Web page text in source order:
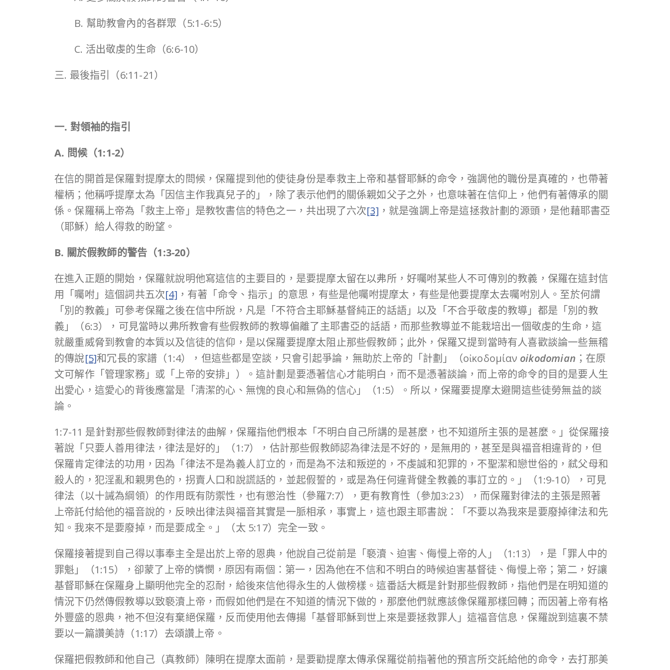
B. 幫助教會內的各群眾（5:1-6:5）
C. 活出敬虔的生命（6:6-10）
三. 最後指引（6:11-21）
一. 對領袖的指引
A. 問候（1:1-2）
在信的開首是保羅對提摩太的問候，保羅提到他的使徒身份是奉救主上帝和基督耶穌的命令，強調他的職份是真確的，也帶著
權柄；他稱呼提摩太為「因信主作我真兒子的」，除了表示他們的關係親如父子之外，也意味著在信仰上，他們有著傳承的關
係。保羅稱上帝為「救主上帝」是教牧書信的特色之一，共出現了六次[3] ，就是強調上帝是這拯救計劃的源頭，是他藉耶書亞
（耶穌）給人得救的盼望。
B. 關於假教師的警告（1:3-20）
在進入正題的開始，保羅就說明他寫這信的主要目的，是要提摩太留在以弗所，好囑咐某些人不可傳別的教義，保羅在這封信
用「囑咐」這個詞共五次[4] ，有著「命令、指示」的意思，有些是他囑咐提摩太，有些是他要提摩太去囑咐別人。至於何謂
「別的教義」可參考保羅之後在信中所說，凡是「不符合主耶穌基督純正的話語」以及「不合乎敬虔的教導」都是「別的教
義」（6:3），可見當時以弗所教會有些假教師的教導偏離了主耶書亞的話語，而那些教導並不能栽培出一個敬虔的生命，這
就嚴重威脅到教會的本質以及信徒的信仰，是以保羅要提摩太阻止那些假教師；此外，保羅又提到當時有人喜歡談論一些無稽
的傳說[5]和冗長的家譜（1:4），但這些都是空談，只會引起爭論，無助於上帝的「計劃」（οἰκοδομίαν oikodomian ；在原
文可解作「管理家務」或「上帝的安排」）。這計劃是要憑著信心才能明白，而不是憑著談論，而上帝的命令的目的是要人生
出愛心，這愛心的背後應當是「清潔的心、無愧的良心和無偽的信心」（1:5）。所以，保羅要提摩太避開這些徒勞無益的談
論。
1:7-11 是針對那些假教師對律法的曲解，保羅指他們根本「不明白自己所講的是甚麼，也不知道所主張的是甚麼。」從保羅接
著說「只要人善用律法，律法是好的」（1:7），估計那些假教師認為律法是不好的，是無用的，甚至是與福音相違背的，但
保羅肯定律法的功用，因為「律法不是為義人訂立的，而是為不法和叛逆的，不虔誠和犯罪的，不聖潔和戀世俗的，弒父母和
殺人的，犯淫亂和親男色的，拐賣人口和說謊話的，並起假誓的，或是為任何違背健全教義的事訂立的。」（1:9-10），可見
律法（以十誡為綱領）的作用既有防禦性，也有懲治性（參羅7:7），更有教育性（參加3:23），而保羅對律法的主張是照著
上帝託付給他的福音說的，反映出律法與福音其實是一脈相承，事實上，這也跟主耶書說：「不要以為我來是要廢掉律法和先
知。我來不是要廢掉，而是要成全。」（太 5:17）完全一致。
保羅接著提到自己得以事奉主全是出於上帝的恩典，他說自己從前是「褻瀆、迫害、侮慢上帝的人」（1:13），是「罪人中的
罪魁」（1:15），卻蒙了上帝的憐憫，原因有兩個：第一，因為他在不信和不明白的時候迫害基督徒、侮慢上帝；第二，好讓
基督耶穌在保羅身上顯明他完全的忍耐，給後來信他得永生的人做榜樣。這番話大概是針對那些假教師，指他們是在明知道的
情況下仍然傳假教導以致褻瀆上帝，而假如他們是在不知道的情況下做的，那麼他們就應該像保羅那樣回轉；而因著上帝有格
外豐盛的恩典，祂不但沒有棄絕保羅，反而使用他去傳揚「基督耶穌到世上來是要拯救罪人」這福音信息，保羅說到這裏不禁
要以一篇讚美詩（1:17）去頌讚上帝。
保羅把假教師和他自己（真教師）陳明在提摩太面前，是要勸提摩太傳承保羅從前指著他的預言所交託給他的命令，去打那美